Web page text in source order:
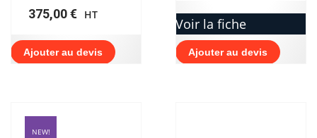
375,00€ HT
Ajouter au devis
Voir la fiche
Ajouter au devis
NEW!